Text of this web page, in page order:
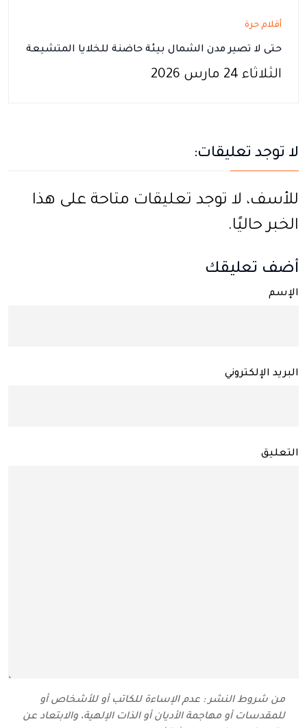
أقلام حرة
حتى لا تصير مدن الشمال بيئة حاضنة للخلايا المتشيعة
الثلاثاء 24 مارس 2026
لا توجد تعليقات:
للأسف، لا توجد تعليقات متاحة على هذا
الخبر حاليًا.
أضف تعليقك
الإسم
البريد الإلكتروني
التعليق
من شروط النشر : عدم الإساءة للكاتب أو للأشخاص أو
للمقدسات أو مهاجمة الأديان أو الذات الإلهية، والابتعاد عن